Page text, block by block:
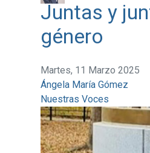
Juntas y
género
Martes, 11 Marzo 2025
Ángela María Gómez
Nuestras Voces